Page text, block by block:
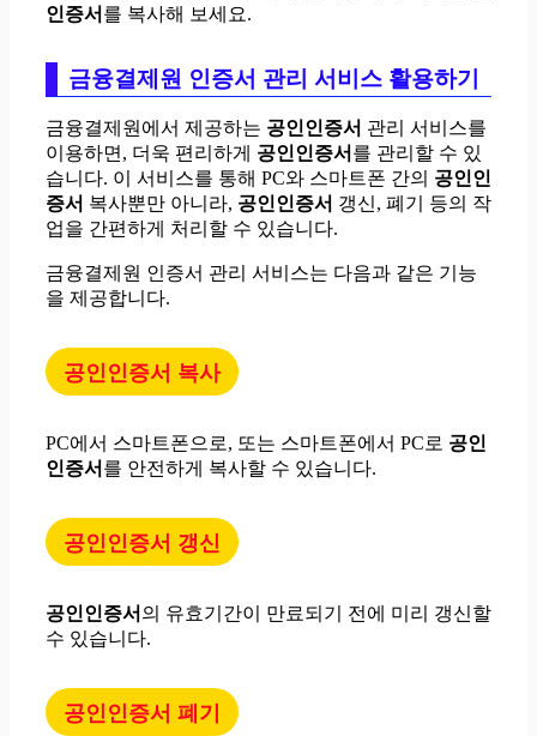
인증서 를 복사해 보세요.
금융결제원 인증서 관리 서비스 활용하기
금융결제원에서 제공하는 공인인증서 관리 서비스를
이용하면, 더욱 편리하게 공인인증서 를 관리할 수 있
습니다. 이 서비스를 통해 PC와 스마트폰 간의 공인인
증서 복사뿐만 아니라, 공인인증서 갱신, 폐기 등의 작
업을 간편하게 처리할 수 있습니다.
금융결제원 인증서 관리 서비스는 다음과 같은 기능
을 제공합니다.
공인인증서 복사
PC에서 스마트폰으로, 또는 스마트폰에서 PC로 공인
인증서 를 안전하게 복사할 수 있습니다.
공인인증서 갱신
공인인증서 의 유효기간이 만료되기 전에 미리 갱신할
수 있습니다.
공인인증서 폐기